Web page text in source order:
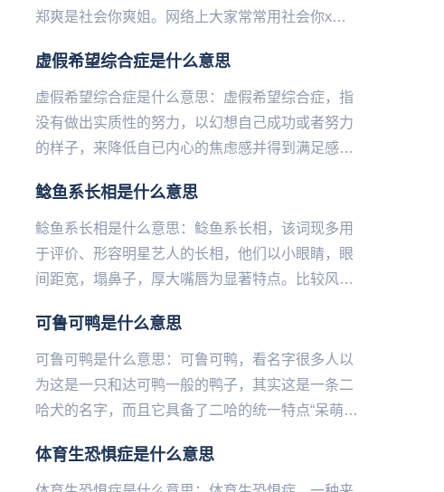
郑爽是社会你爽姐。网络上大家常常用社会你x姐社
人。...
虚假希望综合症是什么意思
虚假希望综合症是什么意思：虚假希望综合症，指
没有做出实质性的努力，以幻想自己成功或者努力
的样子，来降低自已内心的焦虑感并得到满足感。
但接下来我们就会感到失落...
鲶鱼系长相是什么意思
鲶鱼系长相是什么意思：鲶鱼系长相，该词现多用
于评价、形容明星艺人的长相，他们以小眼睛，眼
间距宽，塌鼻子，厚大嘴唇为显著特点。比较风情
韩国女星：罗文姬女士、j...
可鲁可鸭是什么意思
可鲁可鸭是什么意思：可鲁可鸭，看名字很多人以
为这是一只和达可鸭一般的鸭子，其实这是一条二
哈犬的名字，而且它具备了二哈的统一特点“呆萌、
一喊“可鲁可鸭”，它...
体育生恐惧症是什么意思